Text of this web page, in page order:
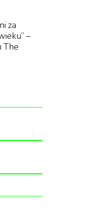
–
drodze
za
–
The